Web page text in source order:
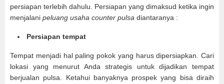
persiapan terlebih dahulu. Persiapan yang dimaksud ketika ingin
menjalani peluang usaha counter pulsa diantaranya :
Persiapan tempat
Tempat menjadi hal paling pokok yang harus dipersiapkan. Cari
lokasi yang menurut Anda strategis untuk dijadikan tempat
berjualan pulsa. Ketahui banyaknya prospek yang bisa diraih